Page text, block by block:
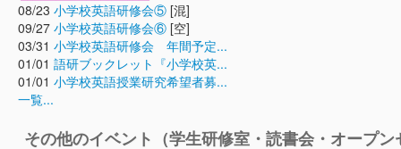
08/23 小学校英語研修会⑤ [混]
09/27 小学校英語研修会⑥ [空]
03/31 小学校英語研修会 年間予定...
01/01 語研ブックレット『小学校英...
01/01 小学校英語授業研究希望者募...
一覧...
その他のイベント（学生研修室・読書会・オープン